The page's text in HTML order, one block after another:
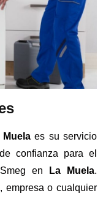
es su servicio
confianza para el
en
La Muela.
empresa o cualquier